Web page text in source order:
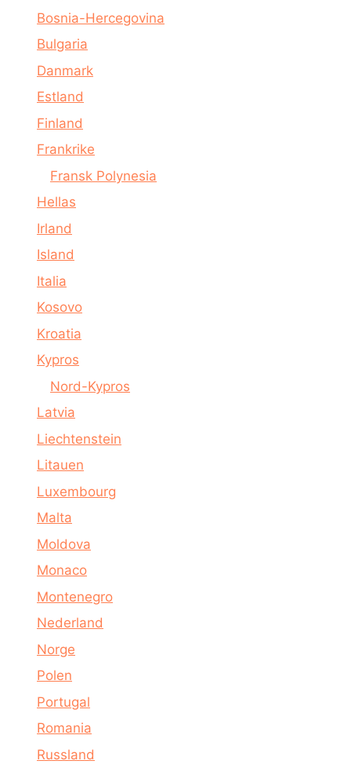
Bosnia-Hercegovina
Bulgaria
Danmark
Estland
Finland
Frankrike
Fransk Polynesia
Hellas
Irland
Island
Italia
Kosovo
Kroatia
Kypros
Nord-Kypros
Latvia
Liechtenstein
Litauen
Luxembourg
Malta
Moldova
Monaco
Montenegro
Nederland
Norge
Polen
Portugal
Romania
Russland